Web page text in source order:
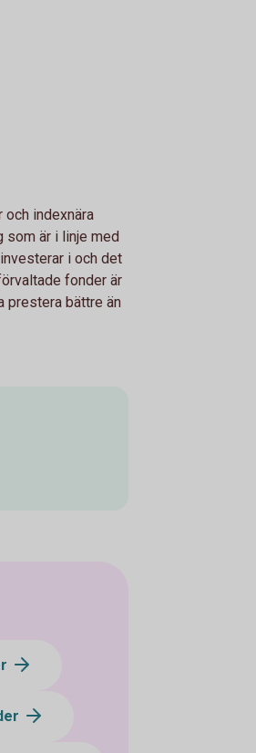
och indexnära
som är i linje med
i och det
fonder är
prestera bättre än